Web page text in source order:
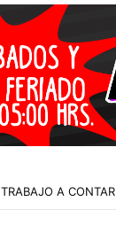
CEMENTERIO